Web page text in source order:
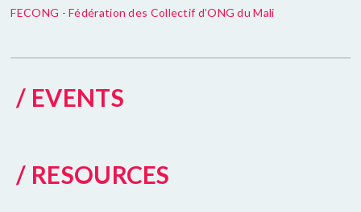
FECONG - Fédération des Collectif d’ONG du Mali
/ EVENTS
/ RESOURCES